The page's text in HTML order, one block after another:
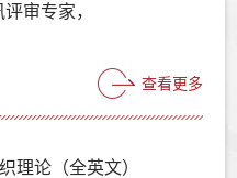
审专家，
查看更多
理论（全英文）